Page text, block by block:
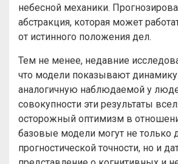
небесной механики.
абстракция, которая может
от истинного положения дел.
Тем не менее, недавние
что модели показывают динамику
аналогичную наблюдаемой у
совокупности эти результаты
осторожный оптимизм в
базовые модели могут не только
прогностической точности, но и